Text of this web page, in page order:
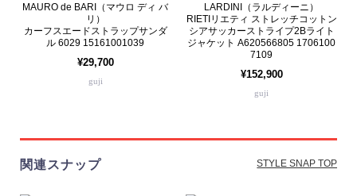
MAURO de BARI（マウロ ディ バ
リ）
カーフスエードストラップサンダ
ル 6029 15161001039
¥29,700
guji
LARDINI（ラルディーニ）
RIETIリエティ ストレッチコットン
シアサッカーストライプ2Bライト
ジャケット A620566805 1706100
7109
¥152,900
guji
関連スナップ STYLE SNAP TOP